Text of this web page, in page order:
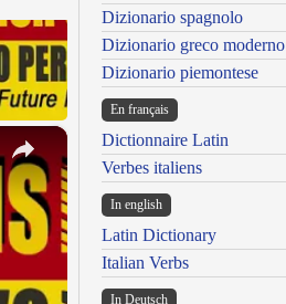
×
Dizionario spagnolo
Dizionario greco moderno
Dizionario piemontese
En français
Dictionnaire Latin
Verbes italiens
In english
Latin Dictionary
Italian Verbs
In Deutsch